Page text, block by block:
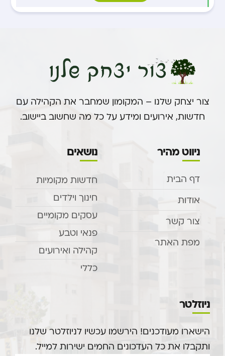
צור יצחק שלנו – המקומון שמחבר את הקהילה עם
חדשות, אירועים ומידע על כל מה שחשוב ביישוב.
ניווט מהיר
דף הבית
אודות
צור קשר
מפת האתר
נושאים
חדשות מקומיות
חינוך וילדים
עסקים מקומיים
פנאי וטבע
קהילה ואירועים
כללי
ניוזלטר
הישארו מעודכנים! הירשמו עכשיו לניוזלטר שלנו
ותקבלו את כל העדכונים החמים ישירות למייל.